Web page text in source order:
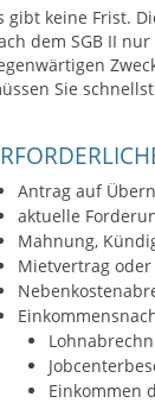
gibt keine Frist.
dem SGB II
Sie
Antrag auf
aktuelle
Mahnung,
Mietvertrag
Einkommen